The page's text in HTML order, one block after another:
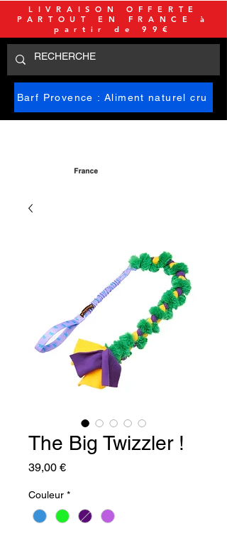
Barf Provence : Aliment naturel cru
LIVRAISON OFFERTE
PARTOUT EN FRANCE à
partir de 99€
The Big Twizzler !
39,00 €Precio
Couleur *